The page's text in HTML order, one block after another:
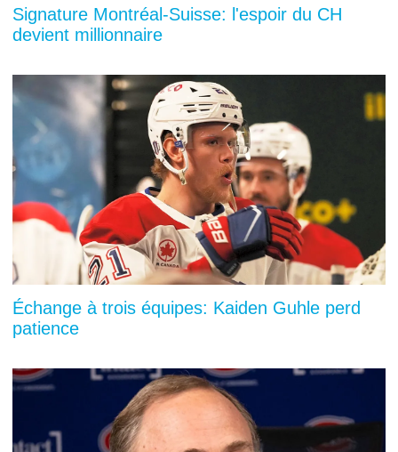
Signature Montréal-Suisse: l'espoir du CH
devient millionnaire
Échange à trois équipes: Kaiden Guhle perd
patience